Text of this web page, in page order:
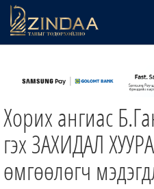
ТВ8
ӨГЛӨӨНИЙ СОНИН
АУДИО ЗОХИОЛ
Хорих ангиас
гэх ЗАХИДАЛ
өмгөөлөгч